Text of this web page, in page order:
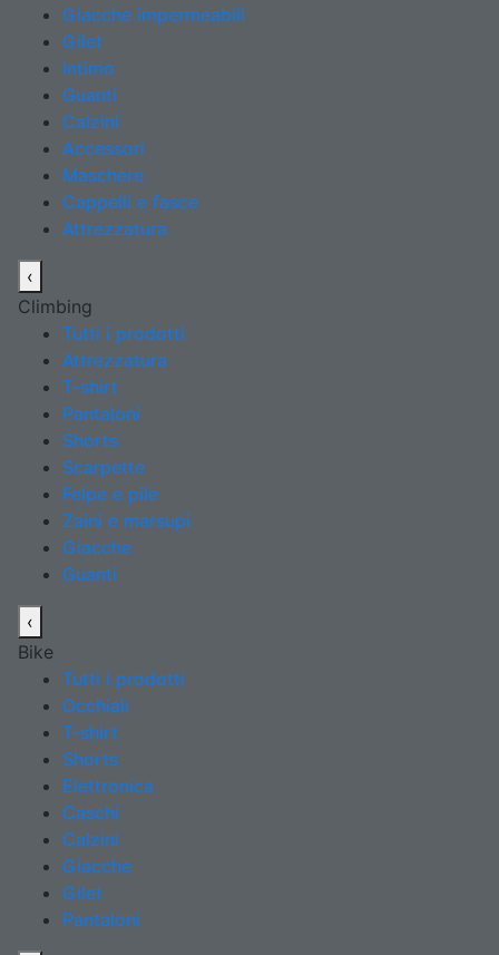
Giacche impermeabili
Gilet
Intimo
Guanti
Calzini
Accessori
Maschere
Cappelli e fasce
Attrezzatura
‹
Climbing
Tutti i prodotti
Attrezzatura
T-shirt
Pantaloni
Shorts
Scarpette
Felpe e pile
Zaini e marsupi
Giacche
Guanti
‹
Bike
Tutti i prodotti
Occhiali
T-shirt
Shorts
Elettronica
Caschi
Calzini
Giacche
Gilet
Pantaloni